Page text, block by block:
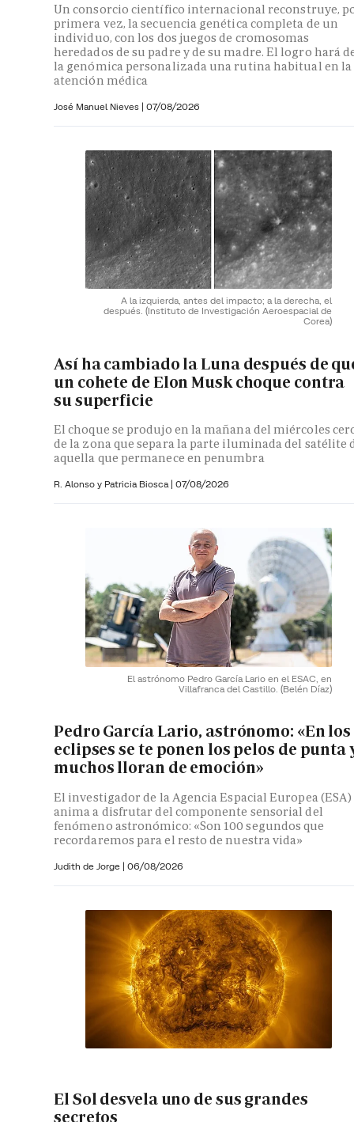
Un consorcio científico internacional reconstruye,
primera vez, la secuencia genética completa de un
individuo, con los dos juegos de cromosomas
heredados de su padre y de su madre. El logro hará
la genómica personalizada una rutina habitual en la
atención médica
José Manuel Nieves | 07/08/2026
A la izquierda, antes del impacto; a la derecha, el
después. (Instituto de Investigación Aeroespacial de
Corea)
Así ha cambiado la Luna después de
un cohete de Elon Musk choque contra
su superficie
El choque se produjo en la mañana del miércoles
de la zona que separa la parte iluminada del satélite
aquella que permanece en penumbra
R. Alonso y Patricia Biosca | 07/08/2026
El astrónomo Pedro García Lario en el ESAC, en
Villafranca del Castillo. (Belén Díaz)
Pedro García Lario, astrónomo: «En los
eclipses se te ponen los pelos de punta
muchos lloran de emoción»
El investigador de la Agencia Espacial Europea (ESA)
anima a disfrutar del componente sensorial del
fenómeno astronómico: «Son 100 segundos que
recordaremos para el resto de nuestra vida»
Judith de Jorge | 06/08/2026
El Sol desvela uno de sus grandes
secretos